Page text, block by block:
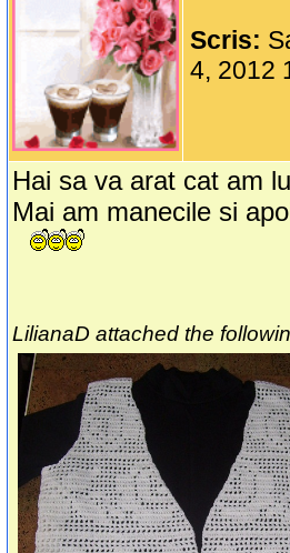
Scris:
4, 2012
Hai sa va arat cat am
Mai am manecile si
LilianaD attached the